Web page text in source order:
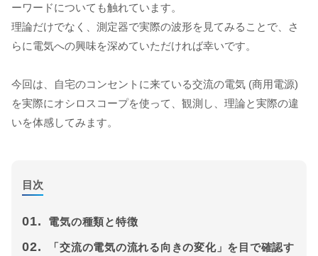
ーワードについても触れています。
理論だけでなく、測定器で実際の波形を見てみることで、さ
らに電気への興味を深めていただければ幸いです。
今回は、自宅のコンセントに来ている交流の電気 (商用電源)
を実際にオシロスコープを使って、観測し、理論と実際の違
いを体感してみます。
目次
01. 電気の種類と特徴
02.
「交流の電気の流れる向きの変化」を目で確認す